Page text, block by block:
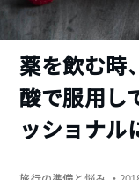
薬を飲む時
酸で服用し
ッショナル